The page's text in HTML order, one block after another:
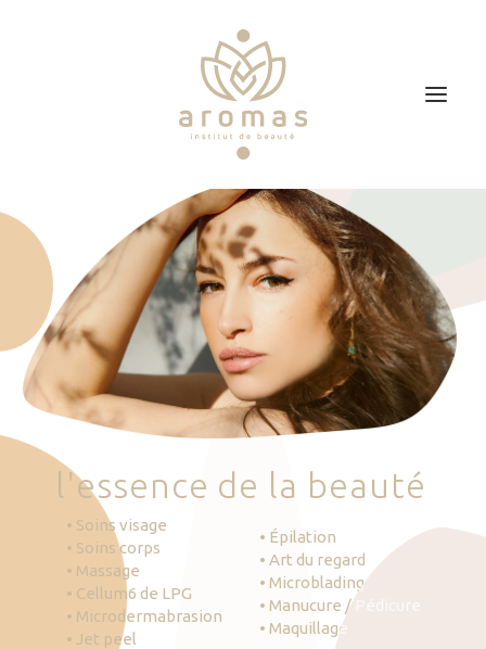
Soins
Je veux faire un bon cadeau
Plan d’accès
Prendre RDV
'essence de la beauté
• Soins visage
• Soins corps
• Massage
• Cellum6 de LPG
• Microdermabrasion
• Jet peel
• Épilation
• Art du regard
• Microblading
• Manucure / Pédicure
• Maquillage